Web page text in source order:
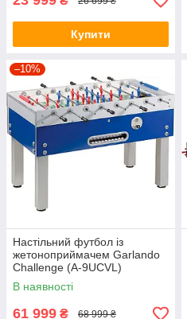
Купити
–10%
Настільний футбол із
жетоноприймачем Garlando
Challenge (A-9UCVL)
В наявності
61 999 ₴ 68 999 ₴